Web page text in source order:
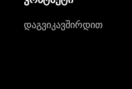
დაგვიკავშირდით